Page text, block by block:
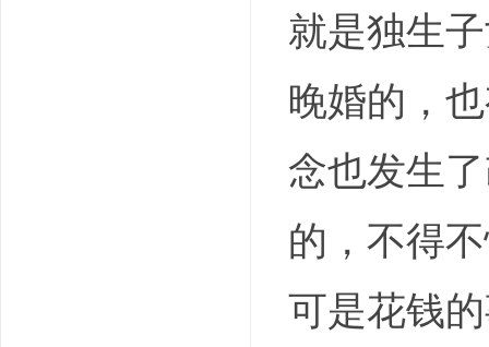
就是独生
晚婚的，
念也发生
的，不得
可是花钱